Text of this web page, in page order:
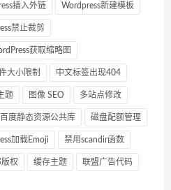
插入外链 Wordpress新建模板
禁止裁剪
获取缩略图
大小限制 中文标签出现404
题 图像 SEO 多站点修改
百度静态资源公共库 磁盘配额管理
加载Emoji 禁用scandir函数
权 缓存主题 联盟广告代码